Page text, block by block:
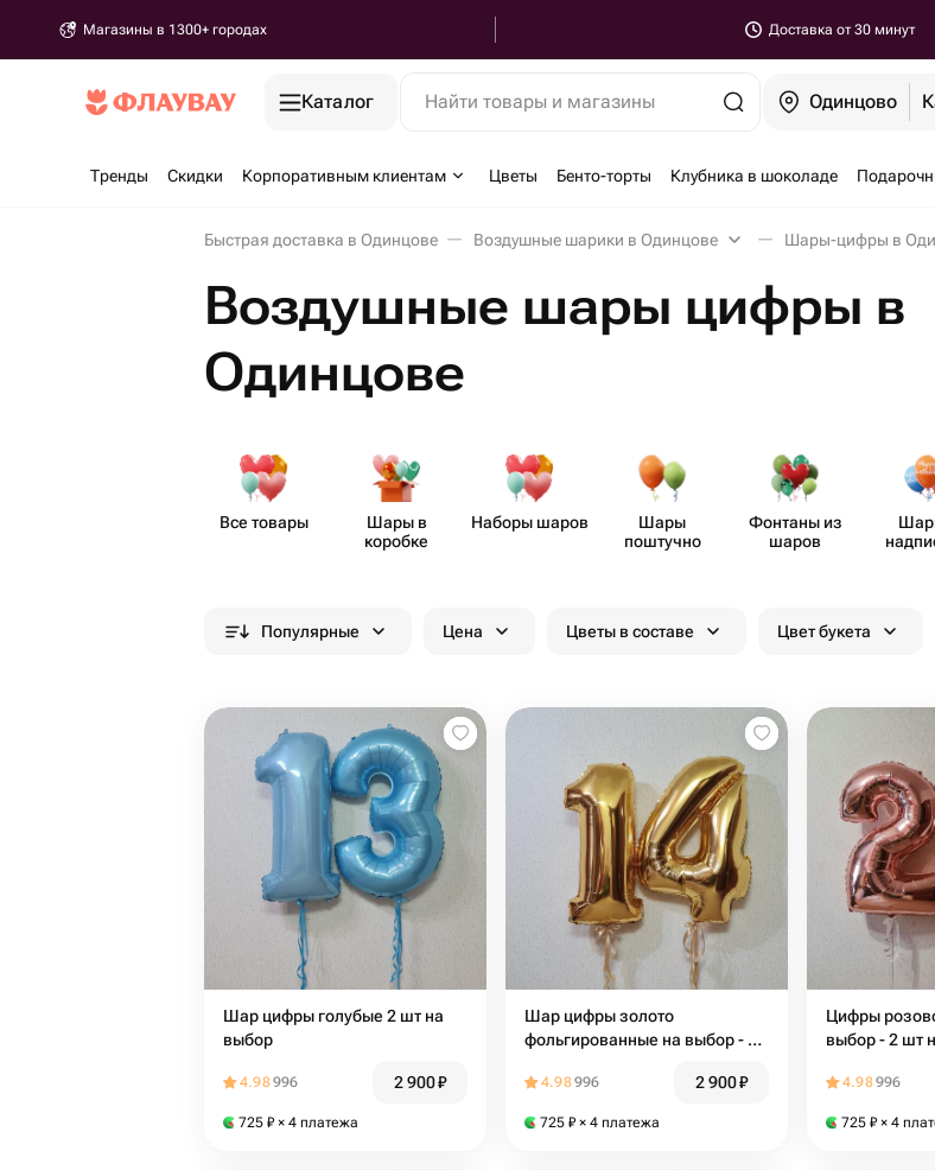
Магазины в 1300+ городах Доставка от 30 минут
Каталог Найти товары и магазины Одинцово
Тренды Скидки Корпоративным клиентам Цветы Бенто-торты Клубника в шоколаде
Быстрая доставка в Одинцове Воздушные шарики в Одинцове Шары-цифры в
Воздушные шары цифры в
Одинцове
Все товары
Шары в
коробке
Наборы шаров
Шары
поштучно
Фонтаны из
шаров
Популярные Цена Цветы в составе Цвет букета
Шар цифры голубые 2 шт на
выбор
4.98996 2 900₽
725 ₽ × 4 платежа
Шар цифры золото
фольгированные на выбор - 2
4.98996 2 900₽
725 ₽ × 4 платежа
Цифры
выбор - 2 шт
девушки
4.98996
725 ₽ × 4